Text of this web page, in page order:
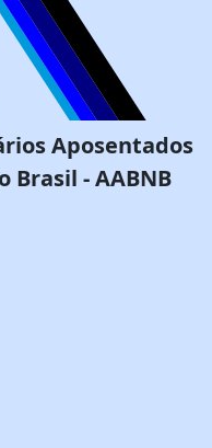
Aposentados
Brasil - AABNB